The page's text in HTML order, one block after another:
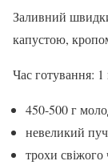
Заливний
капустою,
Час готування:
450-500 г
невеликий
трохи свіжого